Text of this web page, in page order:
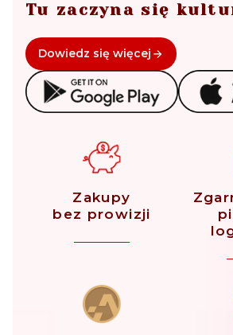
Tu zaczyna się
Dowiedz się więcej
Zakupy
bez prowizji